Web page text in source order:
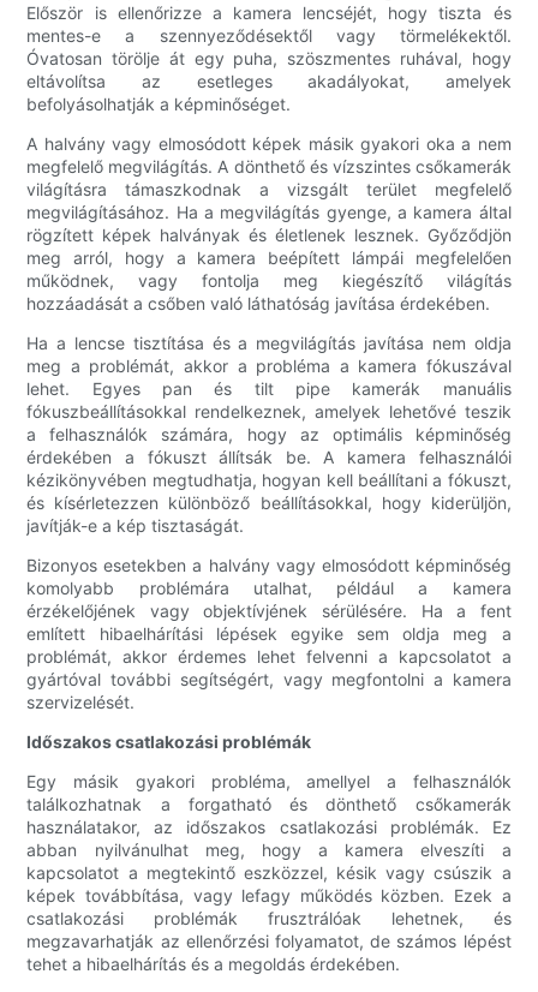
Először is ellenőrizze a kamera lencséjét, hogy tiszta és
mentes-e a szennyeződésektől vagy törmelékektől.
Óvatosan törölje át egy puha, szöszmentes ruhával, hogy
eltávolítsa az esetleges akadályokat, amelyek
befolyásolhatják a képminőséget.
A halvány vagy elmosódott képek másik gyakori oka a nem
megfelelő megvilágítás. A dönthető és vízszintes csőkamerák
világításra támaszkodnak a vizsgált terület megfelelő
megvilágításához. Ha a megvilágítás gyenge, a kamera által
rögzített képek halványak és életlenek lesznek. Győződjön
meg arról, hogy a kamera beépített lámpái megfelelően
működnek, vagy fontolja meg kiegészítő világítás
hozzáadását a csőben való láthatóság javítása érdekében.
Ha a lencse tisztítása és a megvilágítás javítása nem oldja
meg a problémát, akkor a probléma a kamera fókuszával
lehet. Egyes pan és tilt pipe kamerák manuális
fókuszbeállításokkal rendelkeznek, amelyek lehetővé teszik
a felhasználók számára, hogy az optimális képminőség
érdekében a fókuszt állítsák be. A kamera felhasználói
kézikönyvében megtudhatja, hogyan kell beállítani a fókuszt,
és kísérletezzen különböző beállításokkal, hogy kiderüljön,
javítják-e a kép tisztaságát.
Bizonyos esetekben a halvány vagy elmosódott képminőség
komolyabb problémára utalhat, például a kamera
érzékelőjének vagy objektívjének sérülésére. Ha a fent
említett hibaelhárítási lépések egyike sem oldja meg a
problémát, akkor érdemes lehet felvenni a kapcsolatot a
gyártóval további segítségért, vagy megfontolni a kamera
szervizelését.
Időszakos csatlakozási problémák
Egy másik gyakori probléma, amellyel a felhasználók
találkozhatnak a forgatható és dönthető csőkamerák
használatakor, az időszakos csatlakozási problémák. Ez
abban nyilvánulhat meg, hogy a kamera elveszíti a
kapcsolatot a megtekintő eszközzel, késik vagy csúszik a
képek továbbítása, vagy lefagy működés közben. Ezek a
csatlakozási problémák frusztrálóak lehetnek, és
megzavarhatják az ellenőrzési folyamatot, de számos lépést
tehet a hibaelhárítás és a megoldás érdekében.